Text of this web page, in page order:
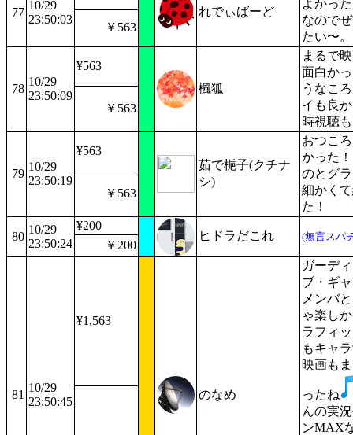
77
10/29
23:50:03
れでぃばーど
よかっ
なので
たい〜。
￥563
78
10/29
23:50:09
¥563
楓狐
まるで
面白か
うなこ
イも良
時視聴
￥563
79
10/29
23:50:19
¥563
茹で梔子(クチナ
シ)
おつこ
かった
のとグ
細かく
た！
￥563
80
10/29
23:50:24
¥200
ヒドラだこれ (無言スパ
￥200
81
10/29
23:50:45
¥1,563
のなめ
ガーデ
ブ・ギ
メンバ
ゃ楽し
ラフィ
もキャ
映画も
ったね
んの実
ンMAX